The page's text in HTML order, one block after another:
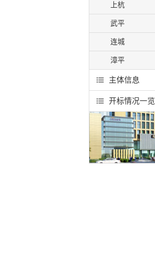
上杭
武平
连城
漳平
主体信息
开标情况一览